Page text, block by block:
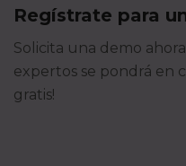
Regístrate para
Solicita una demo
expertos se pondrá en
gratis!